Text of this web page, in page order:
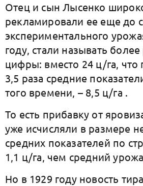
Отец и сын Лысенко
рекламировали ее еще до
экспериментального
году, стали называть
цифры: вместо 24 ц/га,
3,5 раза средние
того времени, – 8,5 ц/га .
То есть прибавку от
уже исчисляли в размере
средних показателей по
1,1 ц/га, чем средний
Но в 1929 году новость